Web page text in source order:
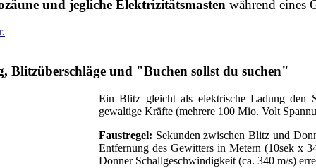
und jegliche Elektrizitätsmasten während eines
und "Buchen sollst du suchen"
Ein Blitz gleicht als elektrische Ladung den
gewaltige Kräfte (mehrere 100 Mio. Volt
Faustregel: Sekunden zwischen Blitz und
Entfernung des Gewitters in Metern (10sek x
Donner Schallgeschwindigkeit (ca. 340 m/s)